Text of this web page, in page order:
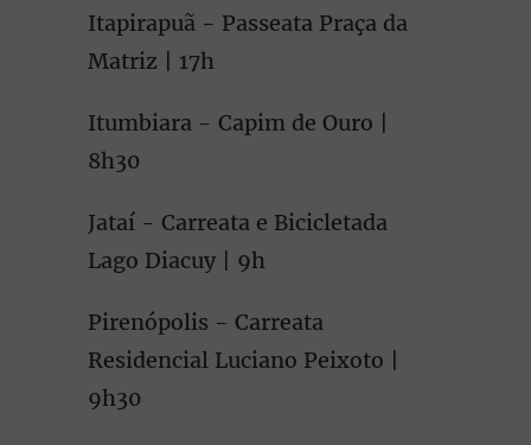
Itapirapuã - Passeata Praça da
Matriz | 17h
Itumbiara - Capim de Ouro |
8h30
Jataí - Carreata e Bicicletada
Lago Diacuy | 9h
Pirenópolis - Carreata
Residencial Luciano Peixoto |
9h30